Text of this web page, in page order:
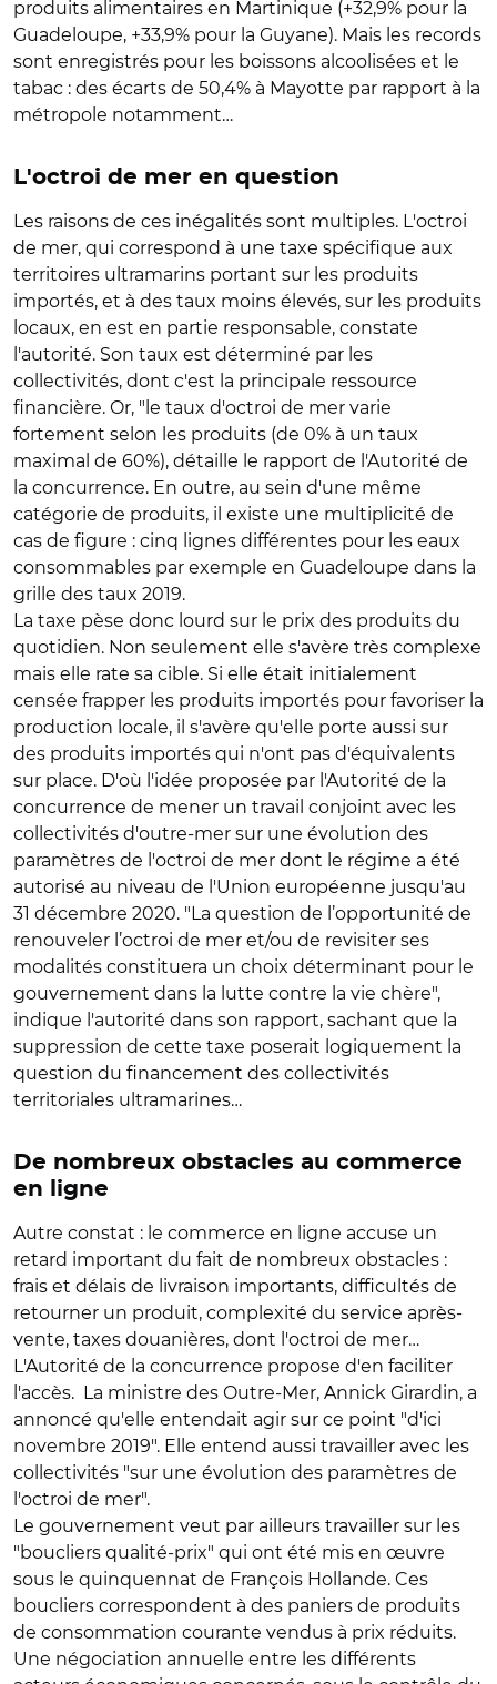
produits alimentaires en Martinique (+32,9% pour la
Guadeloupe, +33,9% pour la Guyane). Mais les records
sont enregistrés pour les boissons alcoolisées et le
tabac : des écarts de 50,4% à Mayotte par rapport à la
métropole notamment…
L'octroi de mer en question
Les raisons de ces inégalités sont multiples. L'octroi
de mer, qui correspond à une taxe spécifique aux
territoires ultramarins portant sur les produits
importés, et à des taux moins élevés, sur les produits
locaux, en est en partie responsable, constate
l'autorité. Son taux est déterminé par les
collectivités, dont c'est la principale ressource
financière. Or, "le taux d'octroi de mer varie
fortement selon les produits (de 0% à un taux
maximal de 60%), détaille le rapport de l'Autorité de
la concurrence. En outre, au sein d'une même
catégorie de produits, il existe une multiplicité de
cas de figure : cinq lignes différentes pour les eaux
consommables par exemple en Guadeloupe dans la
grille des taux 2019.
La taxe pèse donc lourd sur le prix des produits du
quotidien. Non seulement elle s'avère très complexe
mais elle rate sa cible. Si elle était initialement
censée frapper les produits importés pour favoriser la
production locale, il s'avère qu'elle porte aussi sur
des produits importés qui n'ont pas d'équivalents
sur place. D'où l'idée proposée par l'Autorité de la
concurrence de mener un travail conjoint avec les
collectivités d'outre-mer sur une évolution des
paramètres de l'octroi de mer dont le régime a été
autorisé au niveau de l'Union européenne jusqu'au
31 décembre 2020. "La question de l’opportunité de
renouveler l’octroi de mer et/ou de revisiter ses
modalités constituera un choix déterminant pour le
gouvernement dans la lutte contre la vie chère",
indique l'autorité dans son rapport, sachant que la
suppression de cette taxe poserait logiquement la
question du financement des collectivités
territoriales ultramarines…
De nombreux obstacles au commerce
en ligne
Autre constat : le commerce en ligne accuse un
retard important du fait de nombreux obstacles :
frais et délais de livraison importants, difficultés de
retourner un produit, complexité du service après-
vente, taxes douanières, dont l'octroi de mer…
L'Autorité de la concurrence propose d'en faciliter
l'accès. La ministre des Outre-Mer, Annick Girardin, a
annoncé qu'elle entendait agir sur ce point "d'ici
novembre 2019". Elle entend aussi travailler avec les
collectivités "sur une évolution des paramètres de
l'octroi de mer".
Le gouvernement veut par ailleurs travailler sur les
"boucliers qualité-prix" qui ont été mis en œuvre
sous le quinquennat de François Hollande. Ces
boucliers correspondent à des paniers de produits
de consommation courante vendus à prix réduits.
Une négociation annuelle entre les différents